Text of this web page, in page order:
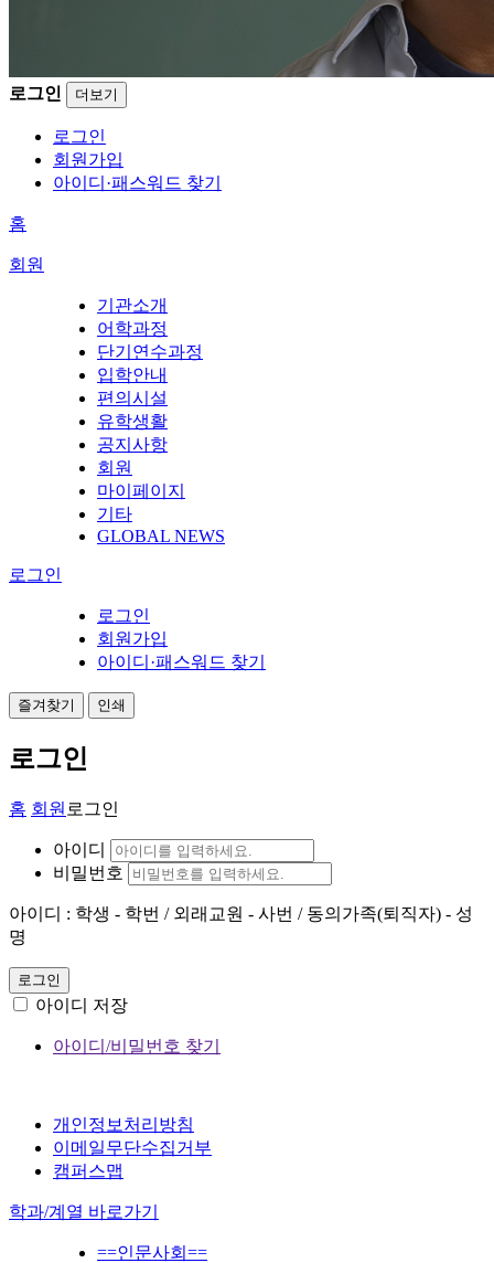
로그인 더보기
로그인
회원가입
아이디·패스워드 찾기
홈
회원
기관소개
어학과정
단기연수과정
입학안내
편의시설
유학생활
공지사항
회원
마이페이지
기타
GLOBAL NEWS
로그인
로그인
회원가입
아이디·패스워드 찾기
즐겨찾기 인쇄
로그인
홈 회원 로그인
아이디
비밀번호
아이디 : 학생 - 학번 / 외래교원 - 사번 / 동의가족(퇴직자) - 성
명
로그인
아이디 저장
아이디/비밀번호 찾기
개인정보처리방침
이메일무단수집거부
캠퍼스맵
학과/계열 바로가기
==인문사회==